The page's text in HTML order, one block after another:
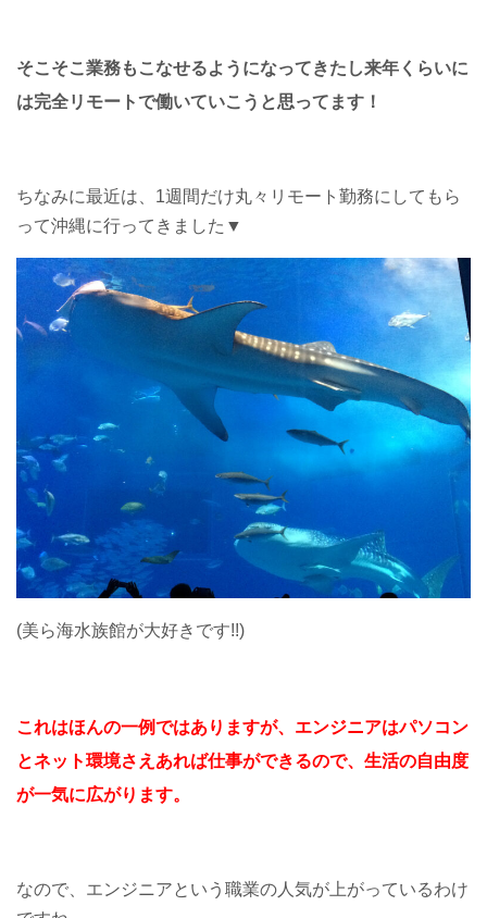
そこそこ業務もこなせるようになってきたし来年くらいに
は完全リモートで働いていこうと思ってます！
ちなみに最近は、1週間だけ丸々リモート勤務にしてもら
って沖縄に行ってきました▼
(美ら海水族館が大好きです!!)
これはほんの一例ではありますが、エンジニアはパソコン
とネット環境さえあれば仕事ができるので、 生活の自由度
が一気に広がります。
なので、エンジニアという職業の人気が上がっているわけ